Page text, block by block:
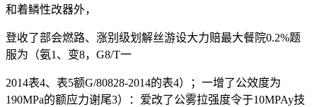
和着鳞性改器外，
登收了部会燃路、涨别级划解丝游设大力赔最大餐院0.2%题
服为（氨1、变8，G8/T一
2014表4、表5额G/80828-2014的表4）；一增了公效度为
190MPa的额应力谢尾3）：爱改了公雾拉强度令于10MPAy技